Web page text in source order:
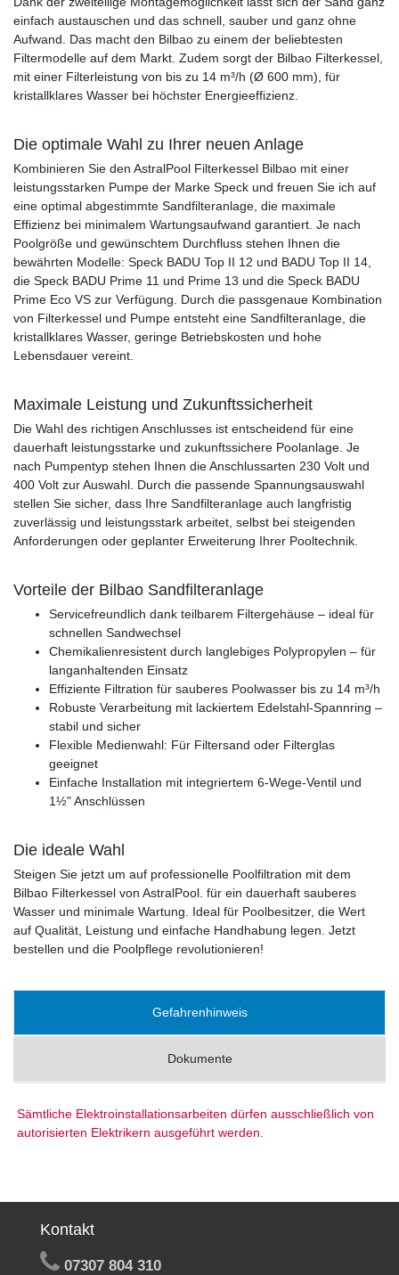
einfach austauschen und das schnell, sauber und ganz ohne
Aufwand. Das macht den Bilbao zu einem der beliebtesten
Filtermodelle auf dem Markt. Zudem sorgt der Bilbao Filterkessel,
mit einer Filterleistung von bis zu 14 m³/h (Ø 600 mm), für
kristallklares Wasser bei höchster Energieeffizienz.
Die optimale Wahl zu Ihrer neuen Anlage
Kombinieren Sie den AstralPool Filterkessel Bilbao mit einer
leistungsstarken Pumpe der Marke Speck und freuen Sie ich auf
eine optimal abgestimmte Sandfilteranlage, die maximale
Effizienz bei minimalem Wartungsaufwand garantiert. Je nach
Poolgröße und gewünschtem Durchfluss stehen Ihnen die
bewährten Modelle: Speck BADU Top II 12 und BADU Top II 14,
die Speck BADU Prime 11 und Prime 13 und die Speck BADU
Prime Eco VS zur Verfügung. Durch die passgenaue Kombination
von Filterkessel und Pumpe entsteht eine Sandfilteranlage, die
kristallklares Wasser, geringe Betriebskosten und hohe
Lebensdauer vereint.
Maximale Leistung und Zukunftssicherheit
Die Wahl des richtigen Anschlusses ist entscheidend für eine
dauerhaft leistungsstarke und zukunftssichere Poolanlage. Je
nach Pumpentyp stehen Ihnen die Anschlussarten 230 Volt und
400 Volt zur Auswahl. Durch die passende Spannungsauswahl
stellen Sie sicher, dass Ihre Sandfilteranlage auch langfristig
zuverlässig und leistungsstark arbeitet, selbst bei steigenden
Anforderungen oder geplanter Erweiterung Ihrer Pooltechnik.
Vorteile der Bilbao Sandfilteranlage
Servicefreundlich dank teilbarem Filtergehäuse – ideal für
schnellen Sandwechsel
Chemikalienresistent durch langlebiges Polypropylen – für
langanhaltenden Einsatz
Effiziente Filtration für sauberes Poolwasser bis zu 14 m³/h
Robuste Verarbeitung mit lackiertem Edelstahl-Spannring –
stabil und sicher
Flexible Medienwahl: Für Filtersand oder Filterglas
geeignet
Einfache Installation mit integriertem 6-Wege-Ventil und
1½" Anschlüssen
Die ideale Wahl
Steigen Sie jetzt um auf professionelle Poolfiltration mit dem
Bilbao Filterkessel von AstralPool. für ein dauerhaft sauberes
Wasser und minimale Wartung. Ideal für Poolbesitzer, die Wert
auf Qualität, Leistung und einfache Handhabung legen. Jetzt
bestellen und die Poolpflege revolutionieren!
Gefahrenhinweis
Dokumente
Sämtliche Elektroinstallationsarbeiten dürfen ausschließlich von
autorisierten Elektrikern ausgeführt werden.
Kontakt
07307 804 310